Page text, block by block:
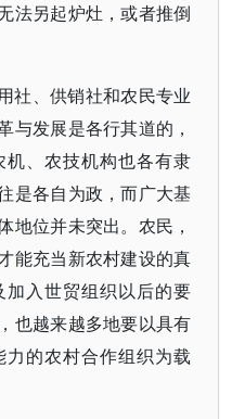
法另起炉灶，或者推倒
社、供销社和农民专业
与发展是各行其道的，
、农技机构也各有隶
是各自为政，而广大基
地位并未突出。农民，
能充当新农村建设的真
入世贸组织以后的要
也越来越多地要以具有
的农村合作组织为载